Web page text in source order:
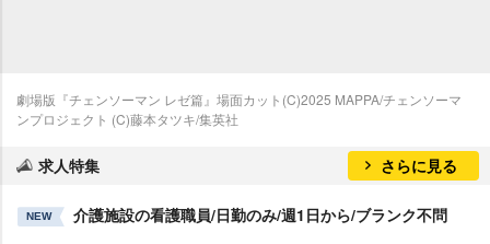
劇場版『チェンソーマン レゼ篇』場面カット(C)2025 MAPPA/チェンソーマ
ンプロジェクト (C)藤本タツキ/集英社
求人特集 さらに見る
NEW 介護施設の看護職員/日勤のみ/週1日から/ブランク不問